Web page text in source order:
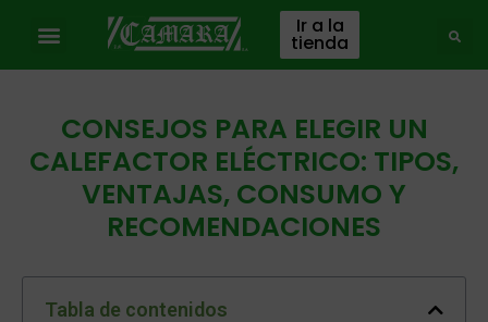
Ir a la
tienda
CONSEJOS PARA ELEGIR UN
CALEFACTOR ELÉCTRICO: TIPOS,
VENTAJAS, CONSUMO Y
RECOMENDACIONES
Tabla de contenidos